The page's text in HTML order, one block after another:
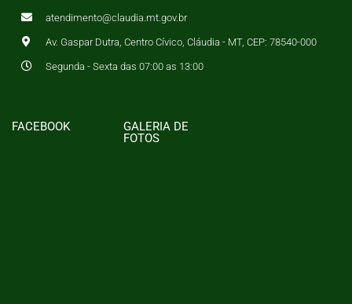
atendimento@claudia.mt.gov.br
Av. Gaspar Dutra, Centro Cívico, Cláudia - MT, CEP: 78540-000
Segunda - Sexta das 07:00 as 13:00
FACEBOOK
GALERIA DE
FOTOS